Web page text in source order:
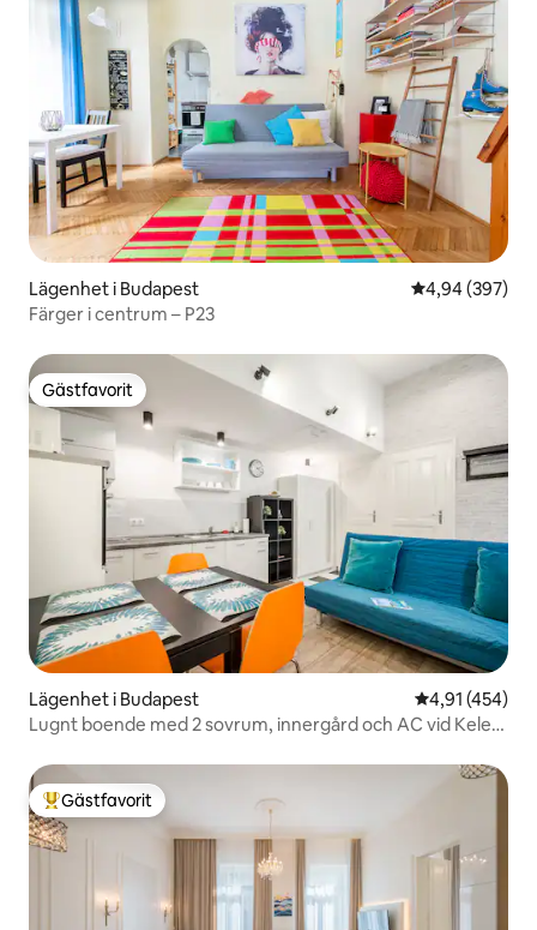
Lägenhet i Budapest 4,94 av 5 i
4,94 (397)
Färger i centrum – P23
Gästfavorit
Gästfavorit
Lägenhet i Budapest 4,91 av 5 i
4,91 (454)
Lugnt boende med 2 sovrum, innergård och AC vid Keleti
Populär gästfavorit
Gästfavorit